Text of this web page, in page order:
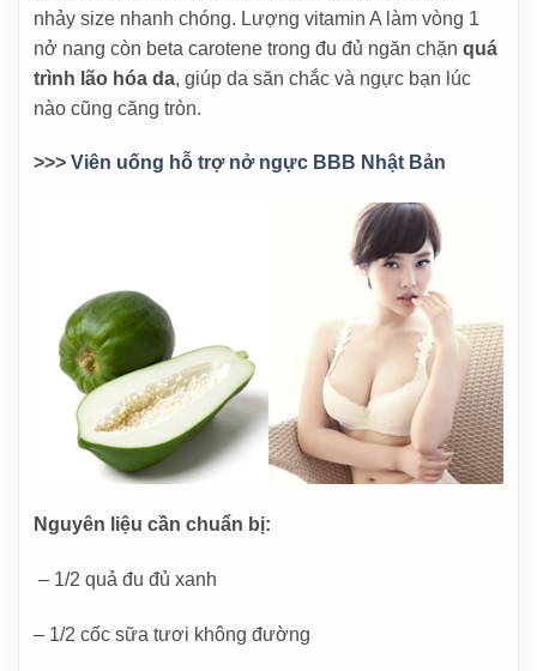
nhảy size nhanh chóng. Lượng vitamin A làm vòng 1
nở nang còn beta carotene trong đu đủ ngăn chặn quá
trình lão hóa da, giúp da săn chắc và ngực bạn lúc
nào cũng căng tròn.
>>> Viên uống hỗ trợ nở ngực BBB Nhật Bản
Nguyên liệu cần chuẩn bị:
– 1/2 quả đu đủ xanh
– 1/2 cốc sữa tươi không đường